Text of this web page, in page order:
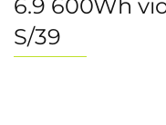
6.9 600Wh
S/39